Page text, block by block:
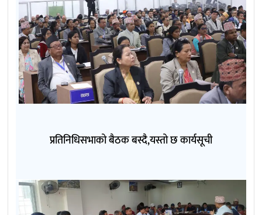
प्रतिनिधिसभाको बैठक बस्दै,यस्तो छ कार्यसूची